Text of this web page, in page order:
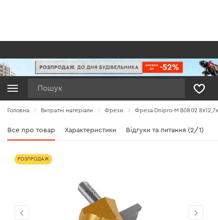
Головна Витратні матеріали Фрези Фреза Dnipro-M В0802
Все про товар Характеристики Відгуки та питання (2/1)
РОЗПРОДАЖ